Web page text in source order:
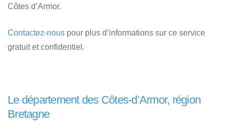
Côtes d’Armor.
Contactez-nous pour plus d’informations sur ce service
gratuit et confidentiel.
Le département des Côtes-d’Armor, région
Bretagne